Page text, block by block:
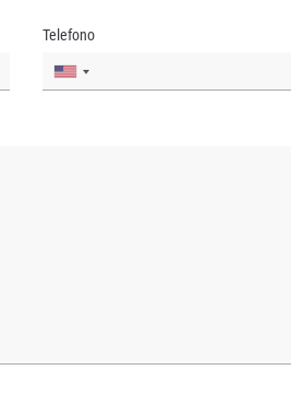
Telefono